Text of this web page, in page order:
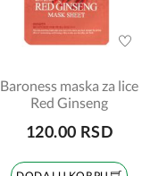
Baroness maska za lice
Red Ginseng
120.00 RSD